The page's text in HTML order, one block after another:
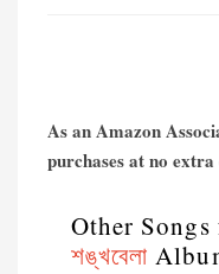
As an Amazon
purchases at no
Other
শঙ্খবেলা